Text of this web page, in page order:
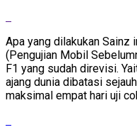
Apa yang dilakukan Sainz
(Pengujian Mobil
F1 yang sudah direvisi.
ajang dunia dibatasi
maksimal empat hari uji